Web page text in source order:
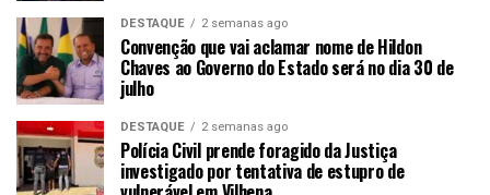
DESTAQUE 2 semanas ago
Convenção que vai aclamar nome de Hildon
Chaves ao Governo do Estado será no dia 30 de
julho
DESTAQUE 2 semanas ago
Polícia Civil prende foragido da Justiça
investigado por tentativa de estupro de